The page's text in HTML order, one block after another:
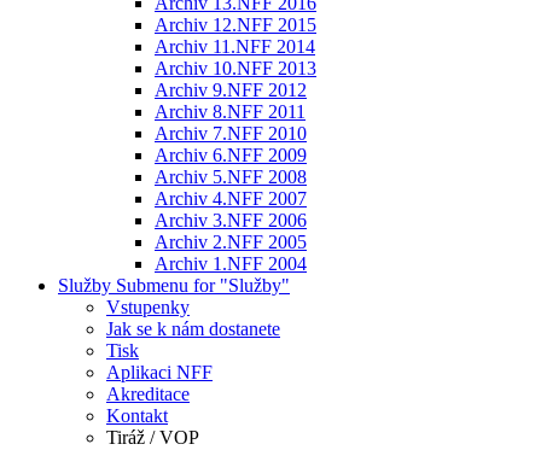
Archiv 12.NFF 2015
Archiv 11.NFF 2014
Archiv 10.NFF 2013
Archiv 9.NFF 2012
Archiv 8.NFF 2011
Archiv 7.NFF 2010
Archiv 6.NFF 2009
Archiv 5.NFF 2008
Archiv 4.NFF 2007
Archiv 3.NFF 2006
Archiv 2.NFF 2005
Archiv 1.NFF 2004
Služby Submenu for "Služby"
Vstupenky
Jak se k nám dostanete
Tisk
Aplikaci NFF
Akreditace
Kontakt
Tiráž / VOP